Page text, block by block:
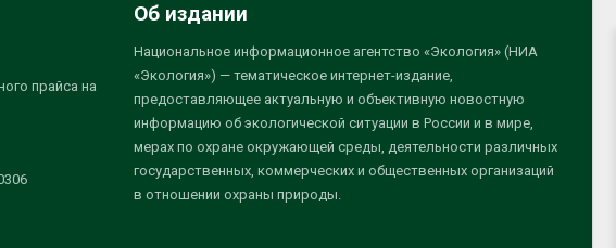
прайса на
Об издании
Национальное информационное агентство «Экология» (НИА
«Экология») — тематическое интернет-издание,
предоставляющее актуальную и объективную новостную
информацию об экологической ситуации в России и в мире,
мерах по охране окружающей среды, деятельности различных
государственных, коммерческих и общественных организаций
в отношении охраны природы.